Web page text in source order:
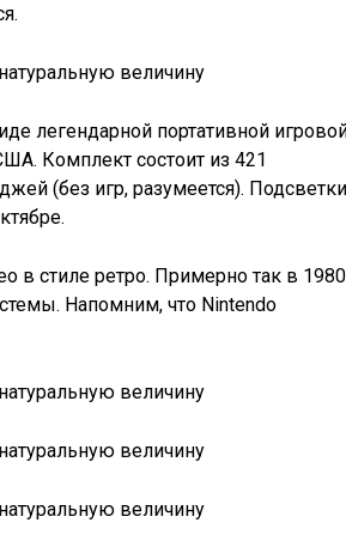
легендарной портативной
Комплект состоит из 421
(без игр, разумеется). Подсветки
в стиле ретро. Примерно так в
Напомним, что Nintendo